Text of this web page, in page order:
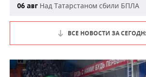
06 авг Над Татарстаном сбили БПЛА
ВСЕ НОВОСТИ ЗА